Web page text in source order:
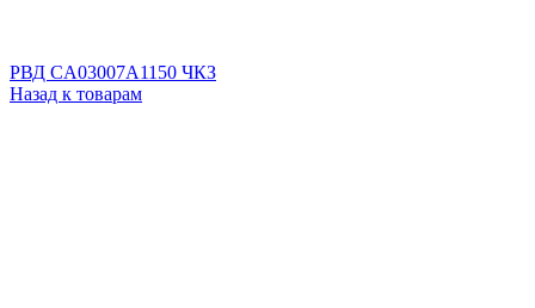
РВД CA03007A1150 ЧКЗ
Назад к товарам